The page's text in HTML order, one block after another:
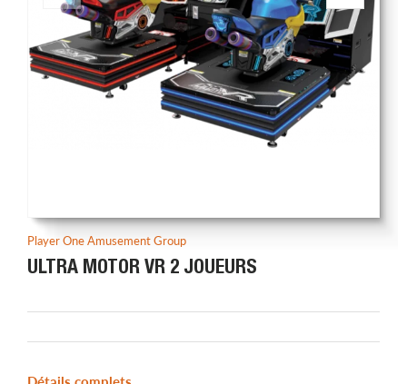
Player One Amusement Group
ULTRA MOTOR VR 2 JOUEURS